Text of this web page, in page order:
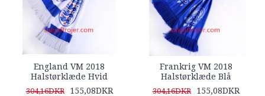
England VM 2018
Halstørklæde Hvid
304,16DKR 155,08DKR
Frankrig VM 2018
Halstørklæde Blå
304,16DKR 155,08DKR